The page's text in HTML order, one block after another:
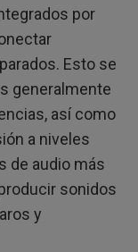
por
Esto se
generalmente
así como
a niveles
de audio más
sonidos
y